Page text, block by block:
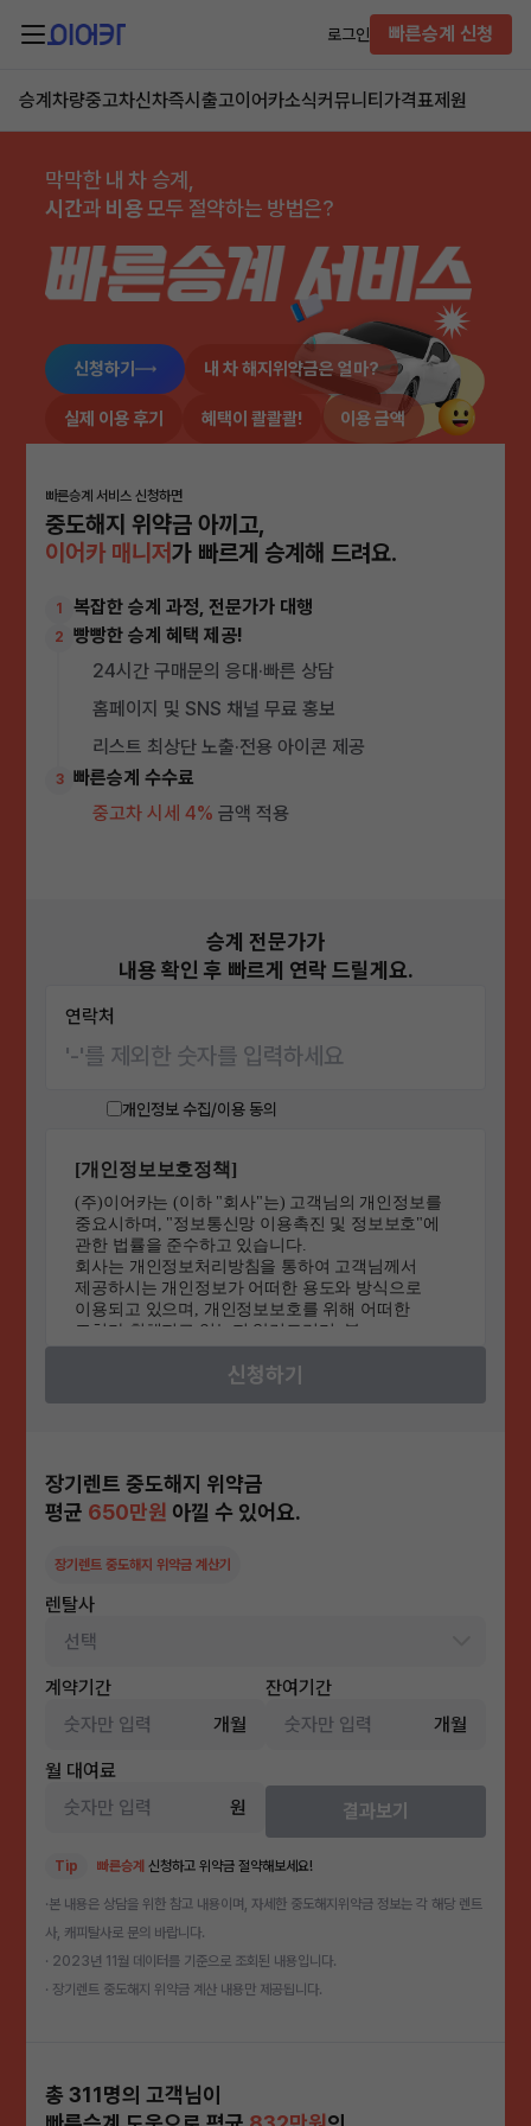
로그인 빠른승계 신청
승계차량중고차신차즉시출고이어카소식커뮤니티 가격표제원
막막한 내 차 승계,
시간과 비용모두 절약하는 방법은?
신청하기 내 차 해지위약금은 얼마?
실제 이용 후기 혜택이 콸콸콸! 이용 금액
빠른승계 서비스 신청하면
중도해지 위약금 아끼고,
이어카 매니저가 빠르게 승계해 드려요.
1 복잡한 승계 과정, 전문가가 대행
2
빵빵한 승계 혜택 제공!
24시간 구매문의 응대·빠른 상담
홈페이지 및 SNS 채널 무료 홍보
리스트 최상단 노출·전용 아이콘 제공
3
빠른승계 수수료
중고차 시세 4% 금액 적용
승계 전문가가
내용 확인 후 빠르게 연락 드릴게요.
연락처
개인정보 수집/이용 동의
신청하기
장기렌트 중도해지 위약금
평균 650만원 아낄 수 있어요.
장기렌트 중도해지 위약금 계산기
렌탈사
계약기간
개월
잔여기간
개월
월 대여료
원
결과보기
Tip 빠른승계 신청하고 위약금 절약해보세요!
·본 내용은 상담을 위한 참고 내용이며, 자세한 중도해지위약금 정보는 각 해당 렌트
사, 캐피탈사로 문의 바랍니다.
· 2023년 11월 데이터를 기준으로 조회된 내용입니다.
· 장기렌트 중도해지 위약금 계산 내용만 제공됩니다.
총 311명의 고객님이